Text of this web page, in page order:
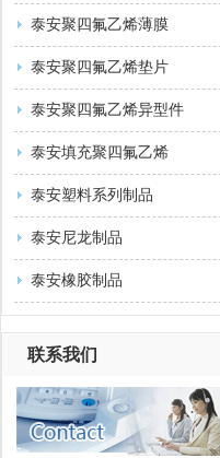
泰安聚四氟乙烯薄膜
泰安聚四氟乙烯垫片
泰安聚四氟乙烯异型件
泰安填充聚四氟乙烯
泰安塑料系列制品
泰安尼龙制品
泰安橡胶制品
联系我们